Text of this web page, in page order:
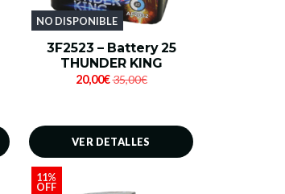
NO DISPONIBLE
3F2523 – Battery 25
THUNDER KING
20,00€35,00€
VER DETALLES
11%
OFF